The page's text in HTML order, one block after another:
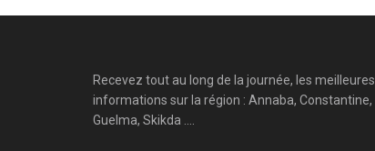
Recevez tout au long de la journée, les meilleures
informations sur la région : Annaba, Constantine,
Guelma, Skikda ....